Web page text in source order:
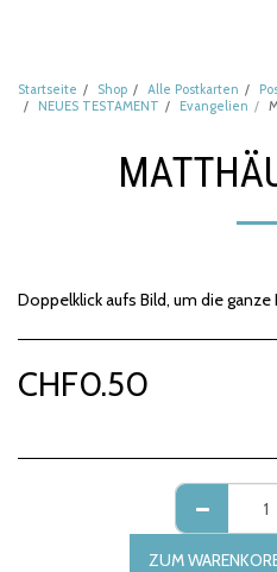
Startseite Shop Alle Postkarten
NEUES TESTAMENT
Evangelien
Doppelklick aufs Bild, um die ganze
CHF0.50
ZUM